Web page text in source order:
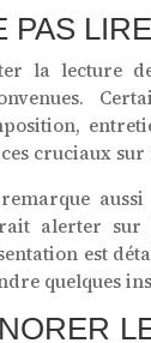
PAS
la lecture
cruciaux sur
alerter sur
est
quelques